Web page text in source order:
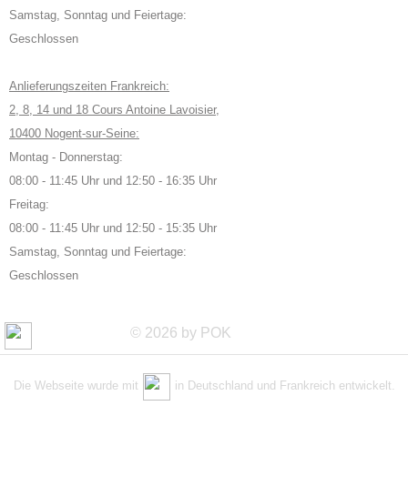
Samstag, Sonntag und Feiertage:
Geschlossen
Anlieferungszeiten Frankreich:
2, 8, 14 und 18 Cours Antoine Lavoisier,
10400 Nogent-sur-Seine:
Montag - Donnerstag:
08:00 - 11:45 Uhr und 12:50 - 16:35 Uhr
Freitag:
08:00 - 11:45 Uhr und 12:50 - 15:35 Uhr
Samstag, Sonntag und Feiertage:
Geschlossen
© 2026 by POK
Die Webseite wurde mit in Deutschland und Frankreich entwickelt.